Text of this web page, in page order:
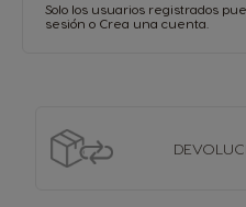
Solo los usuarios registrados
sesión o Crea una cuenta